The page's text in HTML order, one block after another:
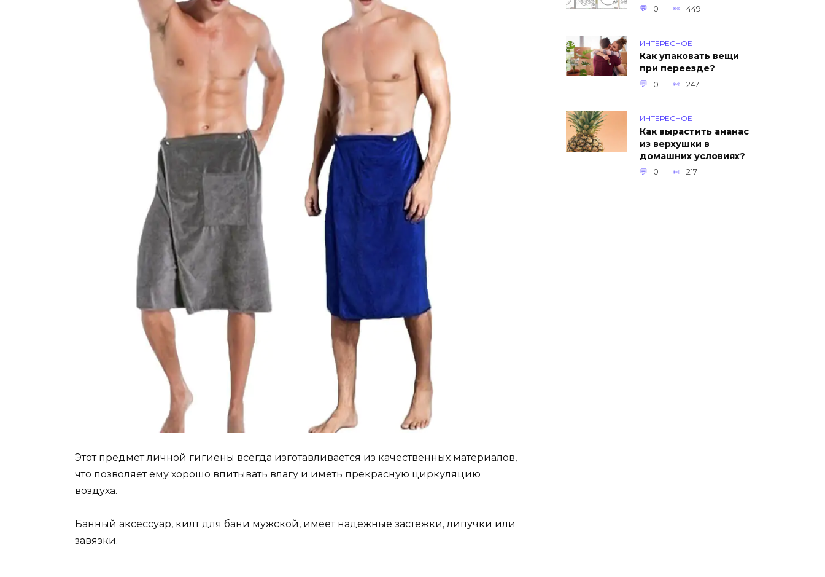
Этот предмет личной гигиены всегда изготавливается из качественных материалов,
что позволяет ему хорошо впитывать влагу и иметь прекрасную циркуляцию
воздуха.
Банный аксессуар, килт для бани мужской, имеет надежные застежки, липучки или
завязки.
0 449
ИНТЕРЕСНОЕ
Как упаковать вещи
при переезде?
0 247
ИНТЕРЕСНОЕ
Как вырастить ананас
из верхушки в
домашних условиях?
0 217